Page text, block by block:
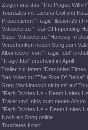
Zeigen uns das "The Plague
Tourdates mit Lacuna Coil und
Präsentieren "Tragic Illusion 25
Videoclip zu "Fear Of Impending
Super Videoclip zu "Honesty In
Verschenken neuen Song zum
Albumcover von "Tragic Idol"
"Tragic Idol" erscheint im April!
Trailer zur fetten "Draconian Times
Das Video zu "The Rise Of Denial"
Greg Mackintosch nicht mit auf
"Faith Divides Us - Death Unites
Trailer und Infos zum neuen Album.
"Faith Divides Us – Death Unites
Noch ein Song online
Tourdates fixiert